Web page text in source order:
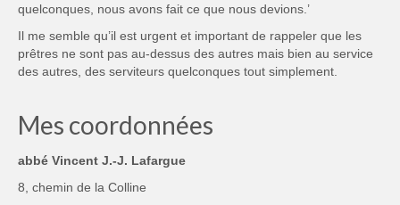
quelconques, nous avons fait ce que nous devions.’
Il me semble qu’il est urgent et important de rappeler que les
prêtres ne sont pas au-dessus des autres mais bien au service
des autres, des serviteurs quelconques tout simplement.
Mes coordonnées
abbé Vincent J.-J. Lafargue
8, chemin de la Colline